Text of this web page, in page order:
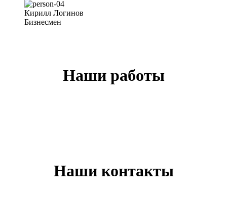
Кирилл Логинов
Бизнесмен
Наши работы
Наши контакты